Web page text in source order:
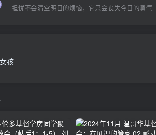
担忧不会清空明日的烦恼，它只会丧失今日的勇气
孩